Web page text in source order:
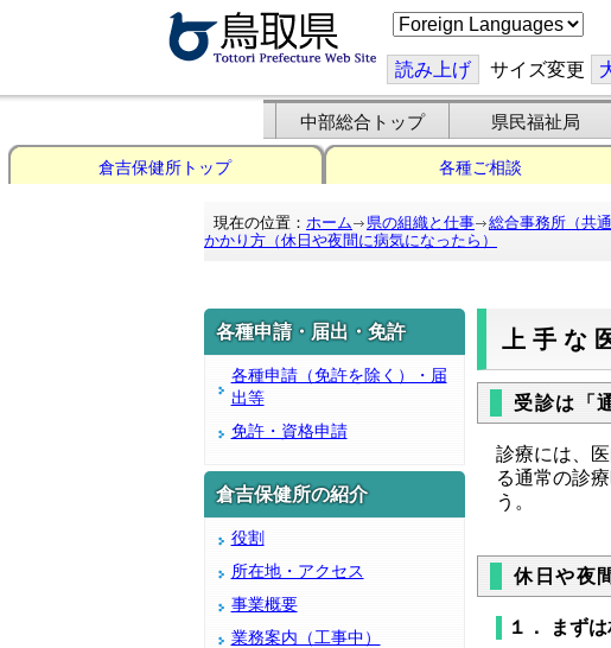
こ
の
ジ
を
翻
訳
読み上げ サイズ変更
中部総合トップ 県民福祉局
倉吉保健所トップ 各種ご相談
現在の位置： ホーム 県の組織と仕事 総合事務所（共通
かかり方（休日や夜間に病気になったら）
各種申請・届出・免許
各種申請（免許を除く）・届
出等
免許・資格申請
倉吉保健所の紹介
役割
所在地・アクセス
事業概要
業務案内（工事中）
上手な
受診は「
診療には、
る通常の診
う。
休日や夜
１． まず